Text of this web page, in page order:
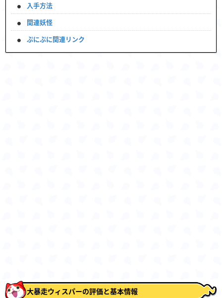
入手方法
関連妖怪
ぷにぷに関連リンク
大暴走ウィスパーの評価と基本情報